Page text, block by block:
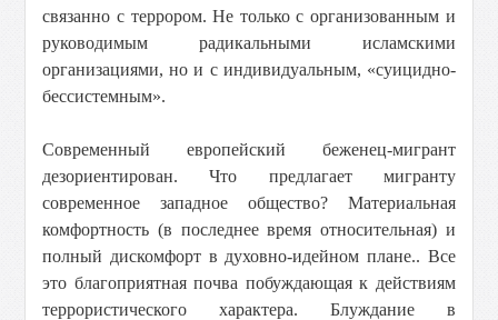
связанно с террором. Не только с организованным и
руководимым радикальными исламскими
организациями, но и с индивидуальным, «суицидно-
бессистемным».
Современный европейский беженец-мигрант
дезориентирован. Что предлагает мигранту
современное западное общество? Материальная
комфортность (в последнее время относительная) и
полный дискомфорт в духовно-идейном плане.. Все
это благоприятная почва побуждающая к действиям
террористического характера. Блуждание в